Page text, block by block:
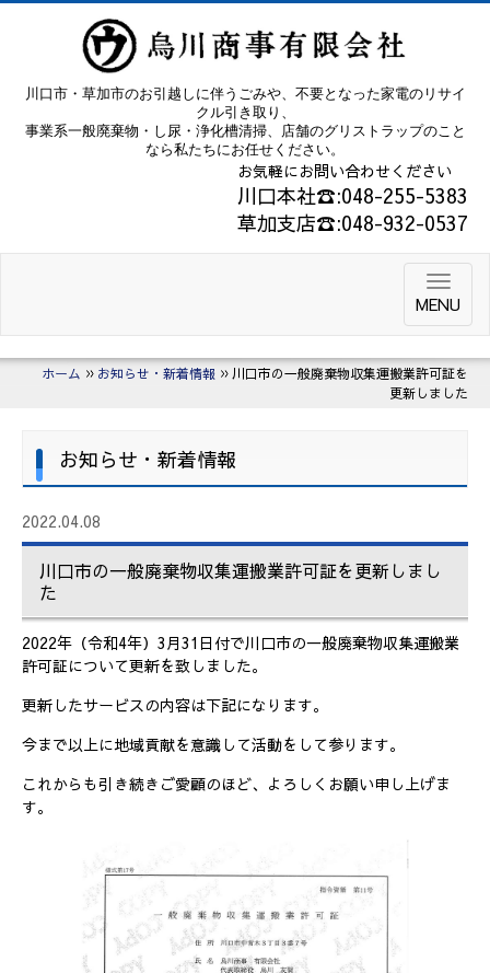
川口市・草加市のお引越しに伴うごみや、不要となった家電のリサイ
クル引き取り、
事業系一般廃棄物・し尿・浄化槽清掃、店舗のグリストラップのこと
なら私たちにお任せください。
お気軽にお問い合わせください
川口本社☎:048-255-5383
草加支店☎:048-932-0537
MENU
ホーム お知らせ・新着情報
川口市の一般廃棄物収集運搬業許可証を
更新しました
お知らせ・新着情報
2022.04.08
川口市の一般廃棄物収集運搬業許可証を更新しまし
た
2022年（令和4年）3月31日付で川口市の一般廃棄物収集運搬業
許可証について更新を致しました。
更新したサービスの内容は下記になります。
今まで以上に地域貢献を意識して活動をして参ります。
これからも引き続きご愛顧のほど、よろしくお願い申し上げま
す。